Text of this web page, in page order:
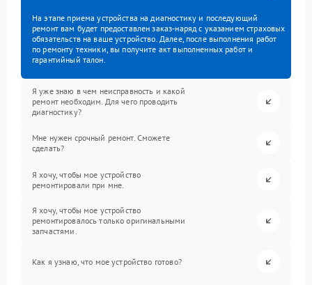
На этапе приема устройства на диагностику и последующий
ремонт вам будет предоставлен заказ-наряд с указанием страховых
обязательств на ваше устройство. Далее, после выполнения работ
по ремонту техники, вы получите акт выполненных работ и
гарантийный талон.
Я уже знаю в чем неисправность и какой
ремонт необходим. Для чего проводить
диагностику?
Мне нужен срочный ремонт. Сможете
сделать?
Я хочу, чтобы мое устройство
ремонтировали при мне.
Я хочу, чтобы мое устройство
ремонтировалось только оригинальными
запчастями.
Как я узнаю, что мое устройство готово?